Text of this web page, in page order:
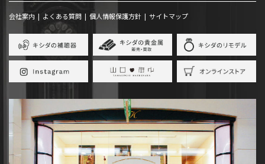
会社案内 よくある質問 個人情報保護方針 サイトマップ